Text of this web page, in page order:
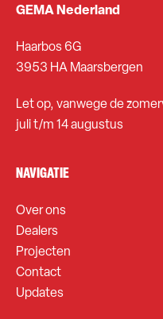
GEMA Nederland
Haarbos 6G
3953 HA Maarsbergen
Let op, vanwege de
juli t/m 14 augustus
NAVIGATIE
Over ons
Dealers
Projecten
Contact
Updates